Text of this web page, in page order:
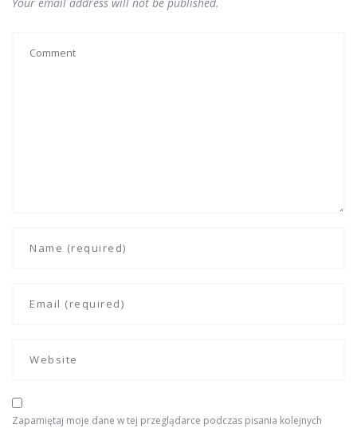
Zapamiętaj moje dane w tej przeglądarce podczas pisania kolejnych